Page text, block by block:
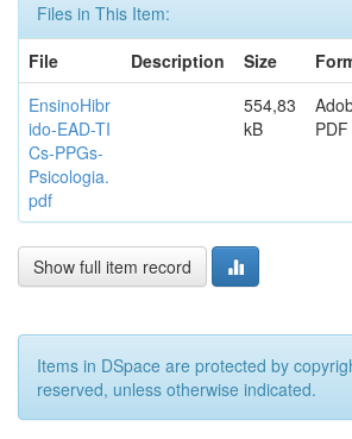
Files in This Item:
File
Description Size
EnsinoHibr
ido-EAD-TI
Cs-PPGs-
Psicologia.
pdf
554,83
kB
PDF
Show full item record
Items in DSpace are protected by
reserved, unless otherwise indicated.